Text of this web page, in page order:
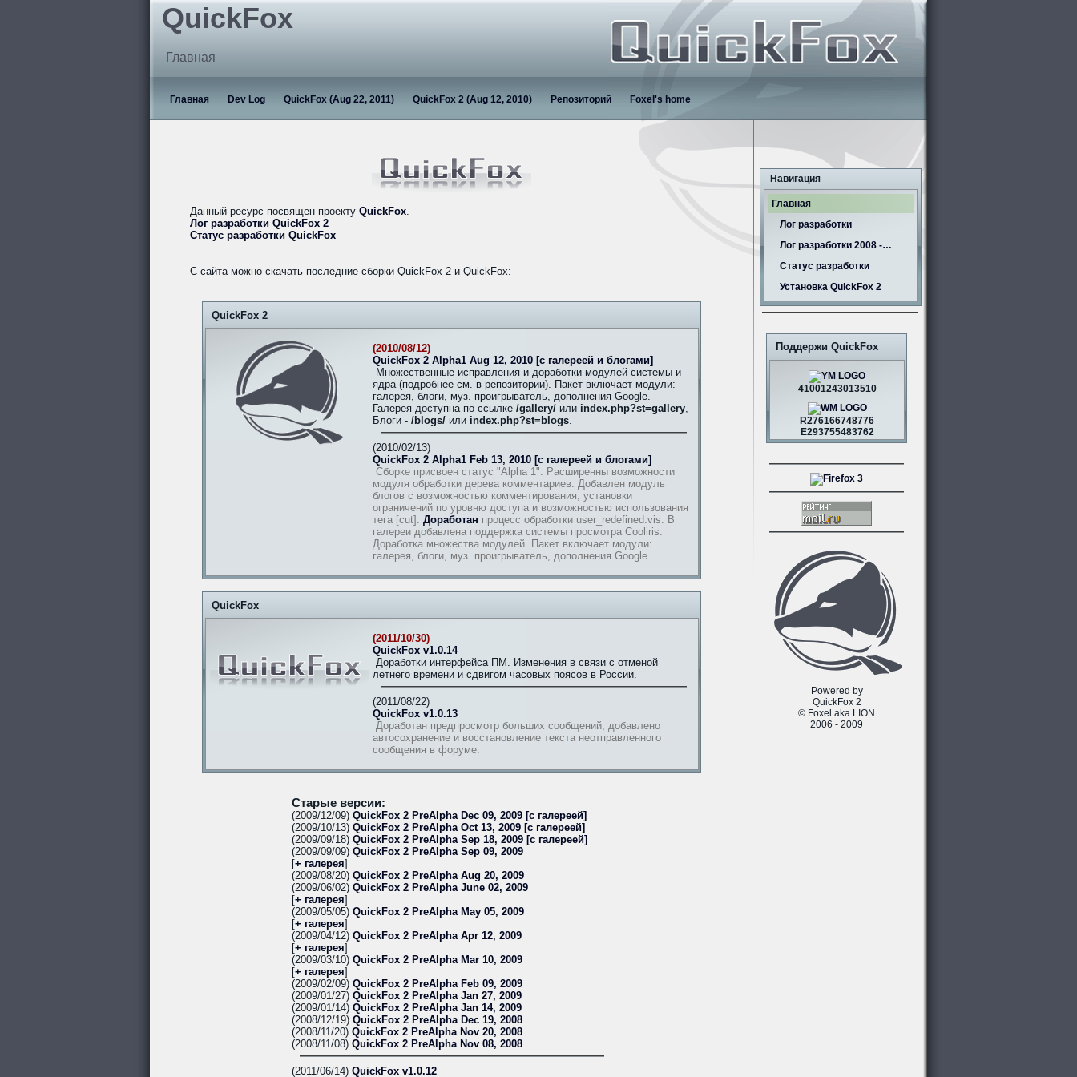
QuickFox
Главная
Главная Dev Log QuickFox (Aug 22, 2011) QuickFox 2 (Aug 12, 2010) Репозиторий Foxel's home
Данный ресурс посвящен проекту QuickFox.
Лог разработки QuickFox 2
Статус разработки QuickFox
С сайта можно скачать последние сборки QuickFox 2 и QuickFox:
QuickFox 2
(2010/08/12)
QuickFox 2 Alpha1 Aug 12, 2010 [с галереей и блогами]
Множественные исправления и доработки модулей системы и
ядра (подробнее см. в репозитории). Пакет включает модули:
галерея, блоги, муз. проигрыватель, дополнения Google.
Галерея доступна по ссылке /gallery/ или index.php?st=gallery,
Блоги - /blogs/ или index.php?st=blogs.
(2010/02/13)
QuickFox 2 Alpha1 Feb 13, 2010 [с галереей и блогами]
Сборке присвоен статус "Alpha 1". Расширенны возможности
модуля обработки дерева комментариев. Добавлен модуль
блогов с возможностью комментирования, установки
ограничений по уровню доступа и возможностью использования
тега [cut]. Доработан процесс обработки user_redefined.vis. В
галереи добавлена поддержка системы просмотра Cooliris.
Доработка множества модулей. Пакет включает модули:
галерея, блоги, муз. проигрыватель, дополнения Google.
QuickFox
(2011/10/30)
QuickFox v1.0.14
Доработки интерфейса ПМ. Изменения в связи с отменой
летнего времени и сдвигом часовых поясов в России.
(2011/08/22)
QuickFox v1.0.13
Доработан предпросмотр больших сообщений, добавлено
автосохранение и восстановление текста неотправленного
сообщения в форуме.
Старые версии:
(2009/12/09) QuickFox 2 PreAlpha Dec 09, 2009 [с галереей]
(2009/10/13) QuickFox 2 PreAlpha Oct 13, 2009 [с галереей]
(2009/09/18) QuickFox 2 PreAlpha Sep 18, 2009 [с галереей]
(2009/09/09) QuickFox 2 PreAlpha Sep 09, 2009
[+ галерея]
(2009/08/20) QuickFox 2 PreAlpha Aug 20, 2009
(2009/06/02) QuickFox 2 PreAlpha June 02, 2009
[+ галерея]
(2009/05/05) QuickFox 2 PreAlpha May 05, 2009
[+ галерея]
(2009/04/12) QuickFox 2 PreAlpha Apr 12, 2009
[+ галерея]
(2009/03/10) QuickFox 2 PreAlpha Mar 10, 2009
[+ галерея]
(2009/02/09) QuickFox 2 PreAlpha Feb 09, 2009
(2009/01/27) QuickFox 2 PreAlpha Jan 27, 2009
(2009/01/14) QuickFox 2 PreAlpha Jan 14, 2009
(2008/12/19) QuickFox 2 PreAlpha Dec 19, 2008
(2008/11/20) QuickFox 2 PreAlpha Nov 20, 2008
(2008/11/08) QuickFox 2 PreAlpha Nov 08, 2008
(2011/06/14) QuickFox v1.0.12
Навигация
Главная
Лог разработки
Лог разработки 2008 -…
Статус разработки
Установка QuickFox 2
Поддержи QuickFox
41001243013510
R276166748776
E293755483762
Powered by
QuickFox 2
© Foxel aka LION
2006 - 2009